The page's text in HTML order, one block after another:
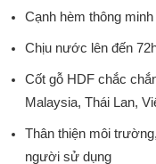
Cạnh hèm thông
Chịu nước lên đến
Cốt gỗ HDF chắc
Malaysia, Thái Lan,
Thân thiện môi
người sử dụng